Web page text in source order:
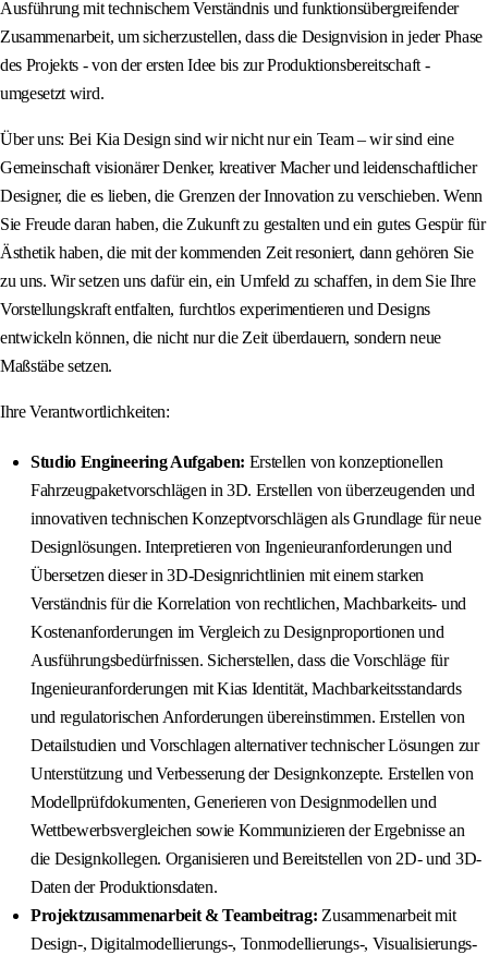
Ausführung mit technischem Verständnis und funktionsübergreifender
Zusammenarbeit, um sicherzustellen, dass die Designvision in jeder Phase
des Projekts - von der ersten Idee bis zur Produktionsbereitschaft -
umgesetzt wird.
Über uns: Bei Kia Design sind wir nicht nur ein Team – wir sind eine
Gemeinschaft visionärer Denker, kreativer Macher und leidenschaftlicher
Designer, die es lieben, die Grenzen der Innovation zu verschieben. Wenn
Sie Freude daran haben, die Zukunft zu gestalten und ein gutes Gespür für
Ästhetik haben, die mit der kommenden Zeit resoniert, dann gehören Sie
zu uns. Wir setzen uns dafür ein, ein Umfeld zu schaffen, in dem Sie Ihre
Vorstellungskraft entfalten, furchtlos experimentieren und Designs
entwickeln können, die nicht nur die Zeit überdauern, sondern neue
Maßstäbe setzen.
Ihre Verantwortlichkeiten:
Studio Engineering Aufgaben: Erstellen von konzeptionellen
Fahrzeugpaketvorschlägen in 3D. Erstellen von überzeugenden und
innovativen technischen Konzeptvorschlägen als Grundlage für neue
Designlösungen. Interpretieren von Ingenieuranforderungen und
Übersetzen dieser in 3D-Designrichtlinien mit einem starken
Verständnis für die Korrelation von rechtlichen, Machbarkeits- und
Kostenanforderungen im Vergleich zu Designproportionen und
Ausführungsbedürfnissen. Sicherstellen, dass die Vorschläge für
Ingenieuranforderungen mit Kias Identität, Machbarkeitsstandards
und regulatorischen Anforderungen übereinstimmen. Erstellen von
Detailstudien und Vorschlagen alternativer technischer Lösungen zur
Unterstützung und Verbesserung der Designkonzepte. Erstellen von
Modellprüfdokumenten, Generieren von Designmodellen und
Wettbewerbsvergleichen sowie Kommunizieren der Ergebnisse an
die Designkollegen. Organisieren und Bereitstellen von 2D- und 3D-
Daten der Produktionsdaten.
Projektzusammenarbeit & Teambeitrag: Zusammenarbeit mit
Design-, Digitalmodellierungs-, Tonmodellierungs-, Visualisierungs-